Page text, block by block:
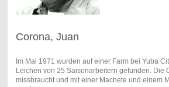
Corona, Juan
Im Mai 1971 wurden auf einer Farm bei Yuba
Leichen von 25 Saisonarbeitern gefunden. Die
missbraucht und mit einer Machete und einem